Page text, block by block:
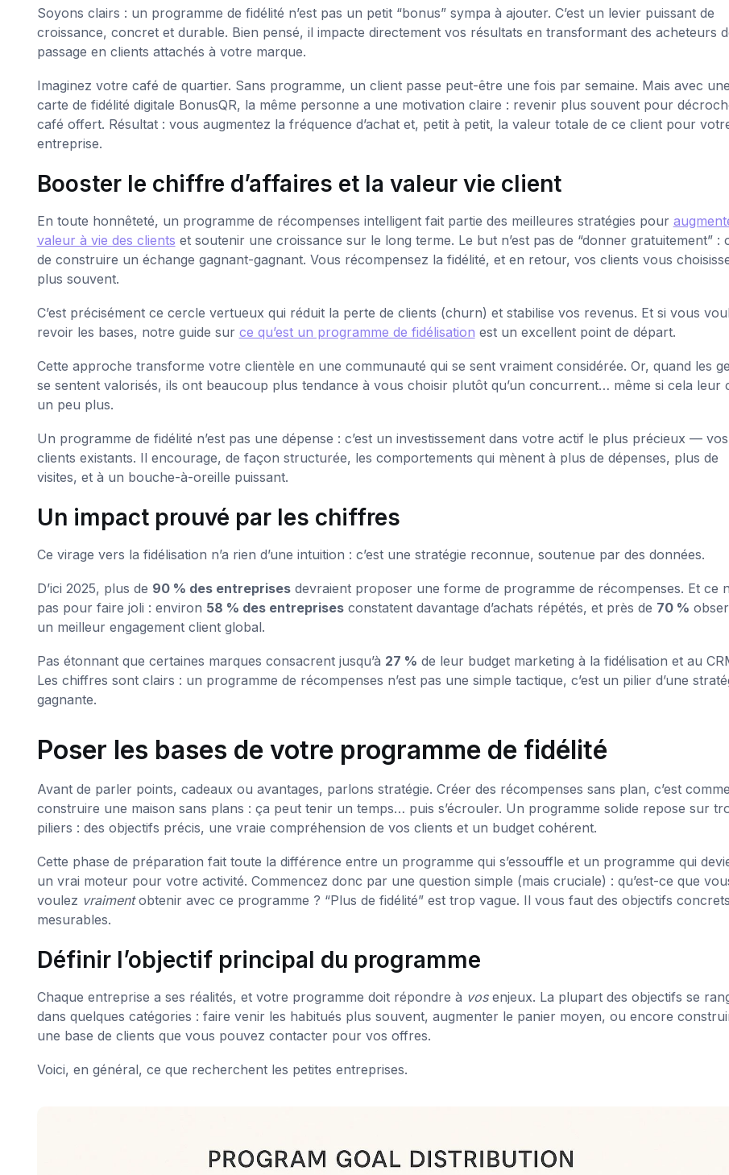
Soyons clairs : un programme de fidélité n’est pas un petit “bonus” sympa à ajouter. C’est un levier puissant de
croissance, concret et durable. Bien pensé, il impacte directement vos résultats en transformant des acheteurs
passage en clients attachés à votre marque.
Imaginez votre café de quartier. Sans programme, un client passe peut-être une fois par semaine. Mais avec une
carte de fidélité digitale BonusQR, la même personne a une motivation claire : revenir plus souvent pour
café offert. Résultat : vous augmentez la fréquence d’achat et, petit à petit, la valeur totale de ce client pour
entreprise.
Booster le chiffre d’affaires et la valeur vie client
En toute honnêteté, un programme de récompenses intelligent fait partie des meilleures stratégies pour
valeur à vie des clients et soutenir une croissance sur le long terme. Le but n’est pas de “donner gratuitement” :
de construire un échange gagnant-gagnant. Vous récompensez la fidélité, et en retour, vos clients vous
plus souvent.
C’est précisément ce cercle vertueux qui réduit la perte de clients (churn) et stabilise vos revenus. Et si vous
revoir les bases, notre guide sur ce qu’est un programme de fidélisation est un excellent point de départ.
Cette approche transforme votre clientèle en une communauté qui se sent vraiment considérée. Or, quand les
se sentent valorisés, ils ont beaucoup plus tendance à vous choisir plutôt qu’un concurrent… même si cela leur
un peu plus.
Un programme de fidélité n’est pas une dépense : c’est un investissement dans votre actif le plus précieux — vos
clients existants. Il encourage, de façon structurée, les comportements qui mènent à plus de dépenses, plus de
visites, et à un bouche-à-oreille puissant.
Un impact prouvé par les chiffres
Ce virage vers la fidélisation n’a rien d’une intuition : c’est une stratégie reconnue, soutenue par des données.
D’ici 2025, plus de 90 % des entreprisesdevraient proposer une forme de programme de récompenses. Et ce
pas pour faire joli : environ 58 % des entreprisesconstatent davantage d’achats répétés, et près de 70 %
un meilleur engagement client global.
Pas étonnant que certaines marques consacrent jusqu’à 27 % de leur budget marketing à la fidélisation et au
Les chiffres sont clairs : un programme de récompenses n’est pas une simple tactique, c’est un pilier d’une
gagnante.
Poser les bases de votre programme de fidélité
Avant de parler points, cadeaux ou avantages, parlons stratégie. Créer des récompenses sans plan, c’est comme
construire une maison sans plans : ça peut tenir un temps… puis s’écrouler. Un programme solide repose sur
piliers : des objectifs précis, une vraie compréhension de vos clients et un budget cohérent.
Cette phase de préparation fait toute la différence entre un programme qui s’essouffle et un programme qui
un vrai moteur pour votre activité. Commencez donc par une question simple (mais cruciale) : qu’est-ce que
voulez vraimentobtenir avec ce programme ? “Plus de fidélité” est trop vague. Il vous faut des objectifs
mesurables.
Définir l’objectif principal du programme
Chaque entreprise a ses réalités, et votre programme doit répondre à vosenjeux. La plupart des objectifs se
dans quelques catégories : faire venir les habitués plus souvent, augmenter le panier moyen, ou encore
une base de clients que vous pouvez contacter pour vos offres.
Voici, en général, ce que recherchent les petites entreprises.